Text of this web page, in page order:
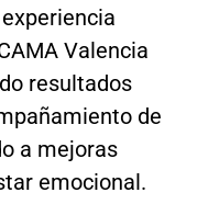
Valencia
resultados
de
a mejoras
emocional.